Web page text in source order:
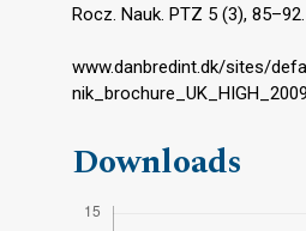
Rocz. Nauk. PTZ 5 (3), 85–92.
www.danbredint.dk/sites/
Downloads